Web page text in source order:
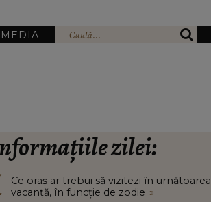
zilei:
Ce oraș ar trebui să vizitezi în urnătoarea
vacanță, în funcție de zodie »